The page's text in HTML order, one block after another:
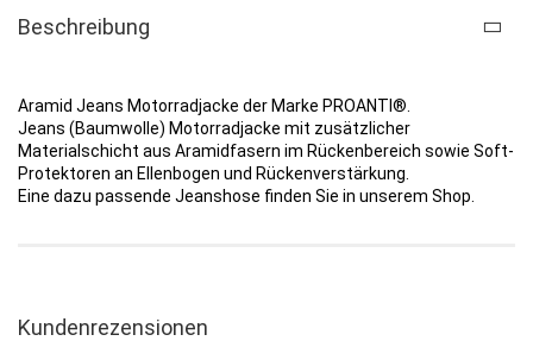
Beschreibung
Aramid Jeans Motorradjacke der Marke PROANTI®.
Jeans (Baumwolle) Motorradjacke mit zusätzlicher
Materialschicht aus Aramidfasern im Rückenbereich sowie Soft-
Protektoren an Ellenbogen und Rückenverstärkung.
Eine dazu passende Jeanshose finden Sie in unserem Shop.
Kundenrezensionen